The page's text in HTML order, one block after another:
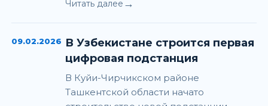
Читать далее →
09.02.2026 В Узбекистане строится первая
цифровая подстанция
В Куйи-Чирчикском районе
Ташкентской области начато